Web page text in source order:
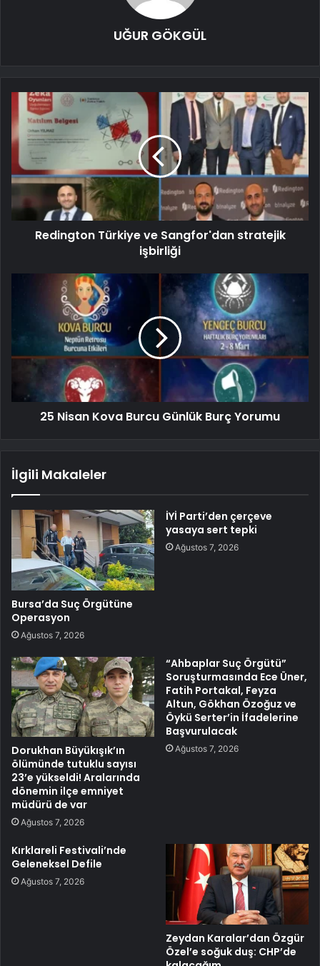
UĞUR GÖKGÜL
Redington Türkiye ve Sangfor'dan stratejik
işbirliği
25 Nisan Kova Burcu Günlük Burç Yorumu
İlgili Makaleler
Bursa’da Suç Örgütüne
Operasyon
Ağustos 7, 2026
İYİ Parti’den çerçeve
yasaya sert tepki
Ağustos 7, 2026
Dorukhan Büyükışık’ın
ölümünde tutuklu sayısı
23’e yükseldi! Aralarında
dönemin ilçe emniyet
müdürü de var
Ağustos 7, 2026
“Ahbaplar Suç Örgütü”
Soruşturmasında Ece Üner,
Fatih Portakal, Feyza
Altun, Gökhan Özoğuz ve
Öykü Serter’in İfadelerine
Başvurulacak
Ağustos 7, 2026
Kırklareli Festivali’nde
Geleneksel Defile
Ağustos 7, 2026
Zeydan Karalar’dan Özgür
Özel’e soğuk duş: CHP’de